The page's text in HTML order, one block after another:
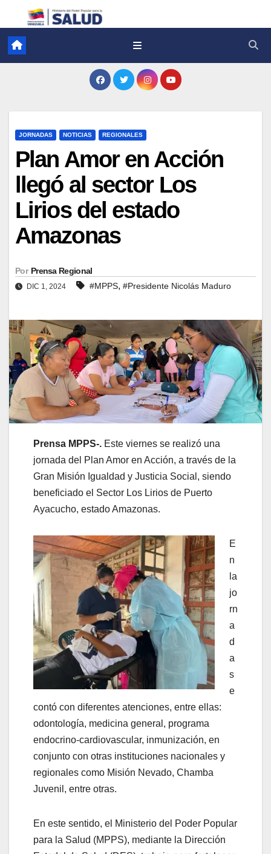
JORNADAS NOTICIAS REGIONALES
Plan Amor en Acción
llegó al sector Los
Lirios del estado
Amazonas
Por Prensa Regional
DIC 1, 2024 #MPPS, #Presidente Nicolás Maduro
Prensa MPPS-. Este viernes se realizó una
jornada del Plan Amor en Acción, a través de la
Gran Misión Igualdad y Justicia Social, siendo
beneficiado el Sector Los Lirios de Puerto
Ayacucho, estado Amazonas.
E
n
la
jo
rn
a
d
a
s
e
contó con diferentes atenciones, entre ellas:
odontología, medicina general, programa
endocrino-cardiovascular, inmunización, en
conjunto con otras instituciones nacionales y
regionales como Misión Nevado, Chamba
Juvenil, entre otras.
En este sentido, el Ministerio del Poder Popular
para la Salud (MPPS), mediante la Dirección